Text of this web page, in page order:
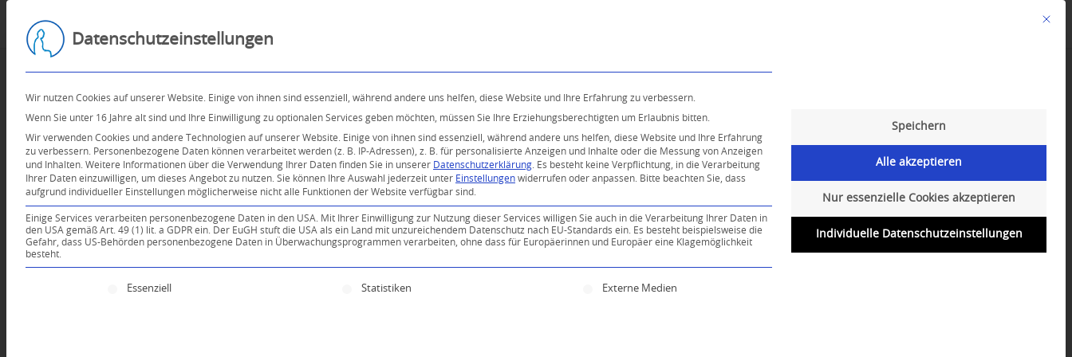
0
Mit
Datenschutzeinstellungen
Wir nutzen Cookies auf unserer Website. Einige von ihnen sind essenziell, während andere uns helfen, diese Website und Ihre Erfahrung zu verbessern.
Wenn Sie unter 16 Jahre alt sind und Ihre Einwilligung zu optionalen Services geben möchten, müssen Sie Ihre Erziehungsberechtigten um Erlaubnis bitten.
Wir verwenden Cookies und andere Technologien auf unserer Website. Einige von ihnen sind essenziell, während andere uns helfen, diese Website und Ihre Erfahrung
zu verbessern.
Personenbezogene Daten können verarbeitet werden (z. B. IP-Adressen), z. B. für personalisierte Anzeigen und Inhalte oder die Messung von Anzeigen
und Inhalten. Weitere Informationen über die Verwendung Ihrer Daten finden Sie in unserer Datenschutzerklärung
Es besteht keine Verpflichtung, in die Verarbeitung
Ihrer Daten einzuwilligen, um dieses Angebot zu nutzen. Sie können Ihre Auswahl jederzeit unter Einstellungen widerrufen oder anpassen.
Bitte beachten Sie, dass
aufgrund individueller Einstellungen möglicherweise nicht alle Funktionen der Website verfügbar sind.
Einige Services verarbeiten personenbezogene Daten in den USA. Mit Ihrer Einwilligung zur Nutzung dieser Services willigen Sie auch in die Verarbeitung Ihrer Daten in
den USA gemäß Art. 49 (1) lit. a GDPR ein. Der EuGH stuft die USA als ein Land mit unzureichendem Datenschutz nach EU-Standards ein. Es besteht beispielsweise die
Gefahr, dass US-Behörden personenbezogene Daten in Überwachungsprogrammen verarbeiten, ohne dass für Europäerinnen und Europäer eine Klagemöglichkeit
besteht.
Es folgt eine Liste der Service-Gruppen, für die eine Einwilligung erteilt werden kann. Die erste Service-Gruppe ist essenziell und kann nicht abgewählt
Essenziell Statistiken Externe Medien
Speichern
Alle akzeptieren
Nur essenzielle Cookies akzeptieren
Individuelle Datenschutzeinstellungen